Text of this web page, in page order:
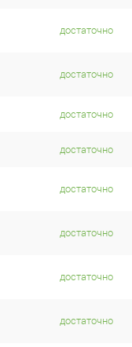
достаточно
достаточно
достаточно
достаточно
достаточно
достаточно
достаточно
достаточно